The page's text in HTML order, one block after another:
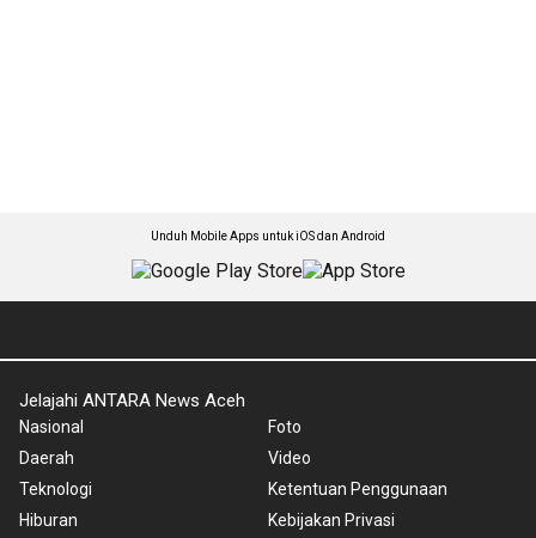
Unduh Mobile Apps untuk iOS dan Android
Jelajahi ANTARA News Aceh
Nasional
Daerah
Teknologi
Hiburan
Foto
Video
Ketentuan Penggunaan
Kebijakan Privasi